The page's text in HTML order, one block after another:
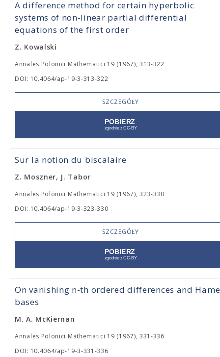
A difference method for certain hyperbolic
systems of non-linear partial differential
equations of the first order
Z. Kowalski
Annales Polonici Mathematici 19 (1967), 313-322
DOI: 10.4064/ap-19-3-313-322
SZCZEGÓŁY
Sur la notion du biscalaire
Z. Moszner, J. Tabor
Annales Polonici Mathematici 19 (1967), 323-330
DOI: 10.4064/ap-19-3-323-330
SZCZEGÓŁY
On vanishing n-th ordered differences and
bases
M. A. McKiernan
Annales Polonici Mathematici 19 (1967), 331-336
DOI: 10.4064/ap-19-3-331-336